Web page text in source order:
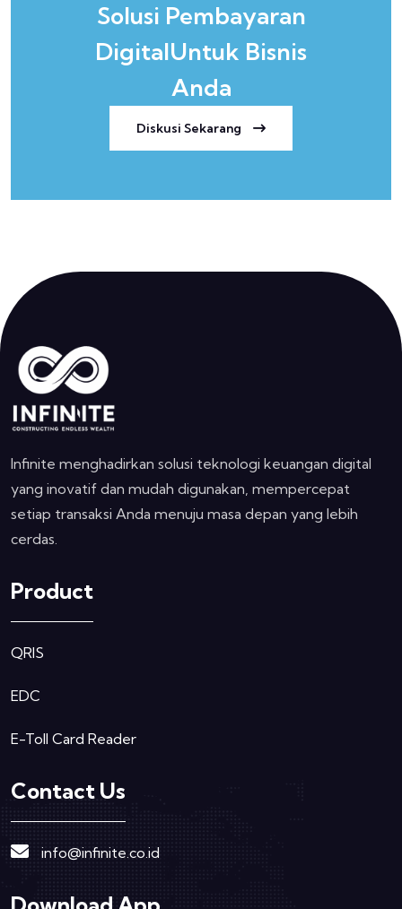
Solusi Pembayaran
DigitalUntuk Bisnis
Anda
Diskusi Sekarang
Infinite menghadirkan solusi teknologi keuangan digital
yang inovatif dan mudah digunakan, mempercepat
setiap transaksi Anda menuju masa depan yang lebih
cerdas.
Product
QRIS
EDC
E-Toll Card Reader
Contact Us
info@infinite.co.id